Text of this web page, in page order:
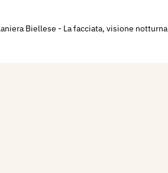
Biellese - La facciata, visione notturna